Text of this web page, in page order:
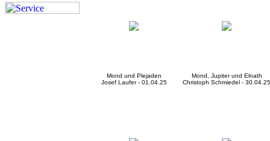
Mond und Plejaden
Josef Laufer - 01.04.25
Mond, Jupiter und Elnath
Christoph Schmiedel - 30.04.25